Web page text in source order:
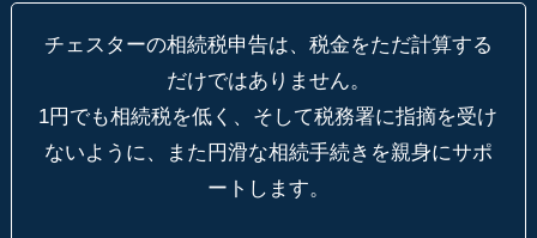
チェスターの相続税申告は、税金をただ計算する
だけではありません。
1円でも相続税を低く、そして税務署に指摘を受け
ないように、
また円滑な相続手続きを親身にサポ
ートします。